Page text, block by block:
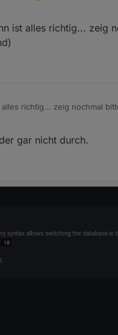
ist alles richtig... zeig
richtig... zeig nochmal
gar nicht durch.